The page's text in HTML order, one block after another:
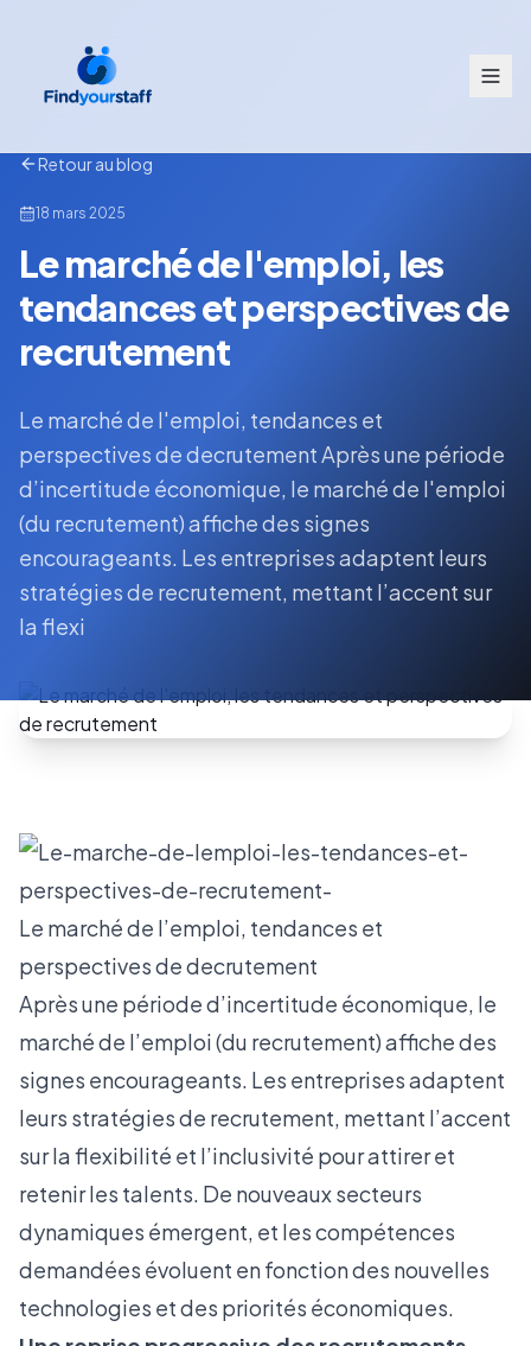
Retour au blog
18 mars 2025
Le marché de l'emploi, les
tendances et perspectives de
recrutement
Le marché de l'emploi, tendances et
perspectives de decrutement Après une période
d’incertitude économique, le marché de l'emploi
(du recrutement) affiche des signes
encourageants. Les entreprises adaptent leurs
stratégies de recrutement, mettant l’accent sur
la flexi
Le marché de l’emploi, tendances et
perspectives de decrutement
Après une période d’incertitude économique, le
marché de l’emploi (du recrutement) affiche des
signes encourageants. Les entreprises adaptent
leurs stratégies de recrutement, mettant l’accent
sur la flexibilité et l’inclusivité pour attirer et
retenir les talents. De nouveaux secteurs
dynamiques émergent, et les compétences
demandées évoluent en fonction des nouvelles
technologies et des priorités économiques.